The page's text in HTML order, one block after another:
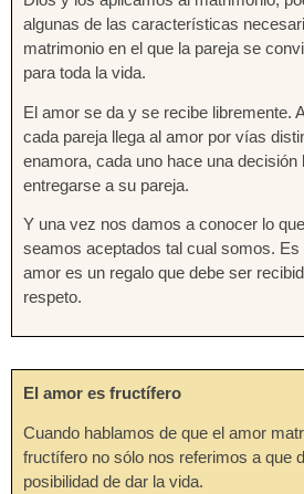
algunas de las características
matrimonio en el que la pareja se
para toda la vida.
El amor se da y se recibe libremente.
cada pareja llega al amor por vías
enamora, cada uno hace una decisión
entregarse a su pareja.
Y una vez nos damos a conocer lo
seamos aceptados tal cual somos. Es
amor es un regalo que debe ser
respeto.
El amor es fructífero
Cuando hablamos de que el amor
fructífero no sólo nos referimos a que
posibilidad de dar la vida.